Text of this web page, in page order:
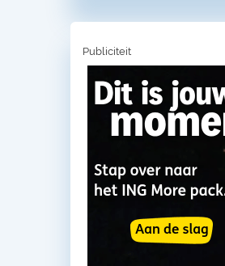
Publiciteit